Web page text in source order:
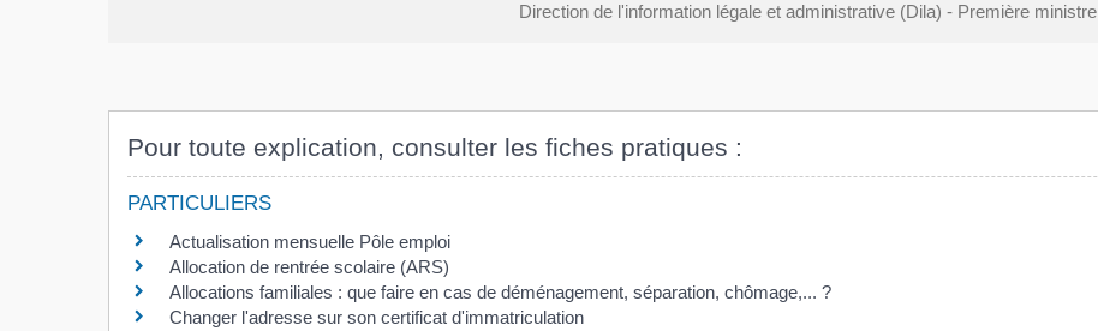
Direction de l'information légale et administrative (Dila) - Première ministre
Pour toute explication, consulter les fiches pratiques :
PARTICULIERS
Actualisation mensuelle Pôle emploi
Allocation de rentrée scolaire (ARS)
Allocations familiales : que faire en cas de déménagement, séparation, chômage,... ?
Changer l'adresse sur son certificat d'immatriculation